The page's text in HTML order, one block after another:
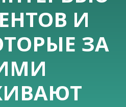
И
ЗА